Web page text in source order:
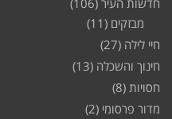
מבזקים (11)
חיי לילה (27)
חינוך והשכלה (13)
חסויות (8)
מדור פרסומי (2)